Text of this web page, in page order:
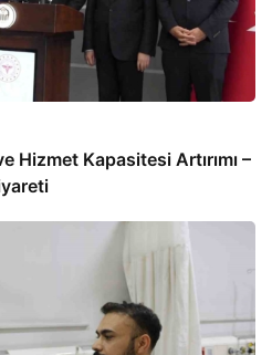
Hizmet Kapasitesi Artırımı –